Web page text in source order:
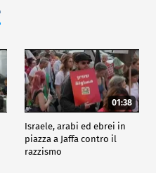
01:38
Israele, arabi ed ebrei in
piazza a Jaffa contro il
razzismo